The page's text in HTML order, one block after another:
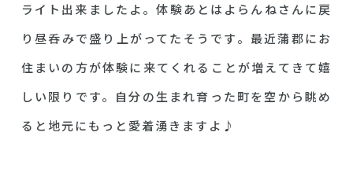
ライト出来ましたよ。体験あとはよらんねさんに戻
り昼呑みで盛り上がってたそうです。最近蒲郡にお
住まいの方が体験に来てくれることが増えてきて嬉
しい限りです。自分の生まれ育った町を空から眺め
ると地元にもっと愛着湧きますよ♪